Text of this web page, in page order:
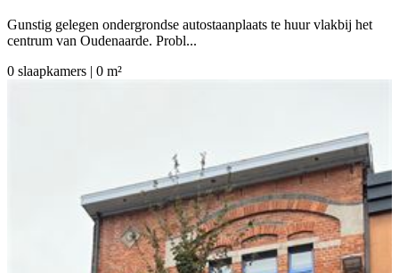
Gunstig gelegen ondergrondse autostaanplaats te huur vlakbij het
centrum van Oudenaarde. Probl...
0 slaapkamers | 0 m²